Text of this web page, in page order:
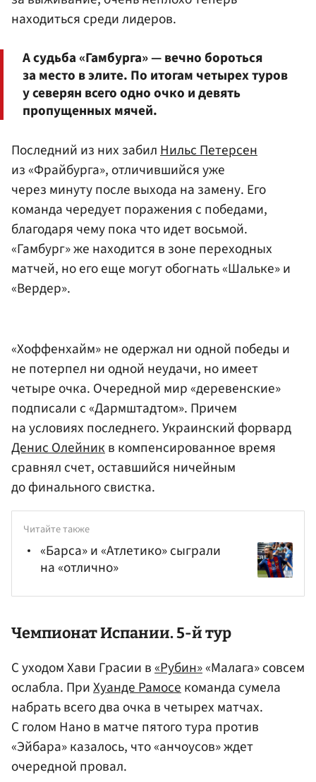
находиться среди лидеров.
А судьба «Гамбурга» — вечно бороться
за место в элите. По итогам четырех туров
у северян всего одно очко и девять
пропущенных мячей.
Последний из них забилНильс Петерсен
из «Фрайбурга», отличившийся уже
через минуту после выхода на замену. Его
команда чередует поражения с победами,
благодаря чему пока что идет восьмой.
«Гамбург» же находится в зоне переходных
матчей, но его еще могут обогнать «Шальке» и
«Вердер».
«Хоффенхайм» не одержал ни одной победы и
не потерпел ни одной неудачи, но имеет
четыре очка. Очередной мир «деревенские»
подписали с «Дармштадтом». Причем
на условиях последнего. Украинский форвард
Денис Олейник в компенсированное время
сравнял счет, оставшийся ничейным
до финального свистка.
Читайте также
«Барса» и «Атлетико» сыграли
на «отлично»
Чемпионат Испании. 5-й тур
С уходом Хави Грасии в«Рубин»«Малага» совсем
ослабла. ПриХуанде Рамосе команда сумела
набрать всего два очка в четырех матчах.
С голом Нано в матче пятого тура против
«Эйбара» казалось, что «анчоусов» ждет
очередной провал.